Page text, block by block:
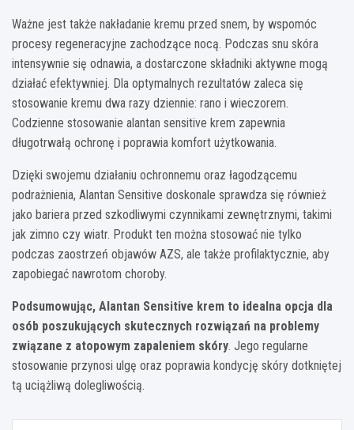
Ważne jest także nakładanie kremu przed snem, by wspomóc
procesy regeneracyjne zachodzące nocą. Podczas snu skóra
intensywnie się odnawia, a dostarczone składniki aktywne mogą
działać efektywniej. Dla optymalnych rezultatów zaleca się
stosowanie kremu dwa razy dziennie: rano i wieczorem.
Codzienne stosowanie alantan sensitive krem zapewnia
długotrwałą ochronę i poprawia komfort użytkowania.
Dzięki swojemu działaniu ochronnemu oraz łagodzącemu
podrażnienia, Alantan Sensitive doskonale sprawdza się również
jako bariera przed szkodliwymi czynnikami zewnętrznymi, takimi
jak zimno czy wiatr. Produkt ten można stosować nie tylko
podczas zaostrzeń objawów AZS, ale także profilaktycznie, aby
zapobiegać nawrotom choroby.
Podsumowując, Alantan Sensitive krem to idealna opcja dla
osób poszukujących skutecznych rozwiązań na problemy
związane z atopowym zapaleniem skóry. Jego regularne
stosowanie przynosi ulgę oraz poprawia kondycję skóry dotkniętej
tą uciążliwą dolegliwością.